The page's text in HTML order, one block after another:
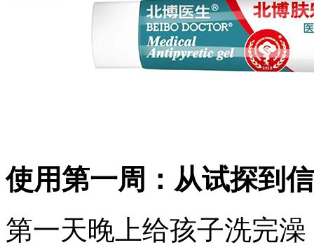
使用第一周：从试探到
第一天晚上给孩子洗完